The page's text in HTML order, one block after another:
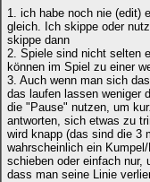
1. ich habe noch nie (edit)
gleich. Ich skippe oder
skippe dann
2. Spiele sind nicht selten
können im Spiel zu einer
3. Auch wenn man sich
das laufen lassen weniger
die "Pause" nutzen, um
antworten, sich etwas zu
wird knapp (das sind die 3
wahrscheinlich ein
schieben oder einfach nur,
dass man seine Linie